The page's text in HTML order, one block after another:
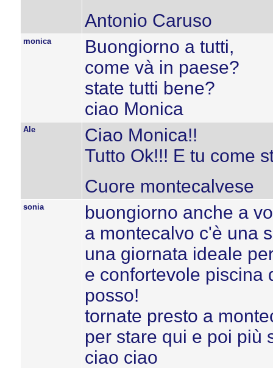
Antonio Caruso
monica
Buongiorno a tutti,
come và in paese?
state tutti bene?
ciao Monica
Ale
Ciao Monica!!
Tutto Ok!!! E tu come
Cuore montecalvese
sonia
buongiorno anche a
a montecalvo c'è una
una giornata ideale
e confortevole piscina
posso!
tornate presto a
per stare qui e poi più
ciao ciao